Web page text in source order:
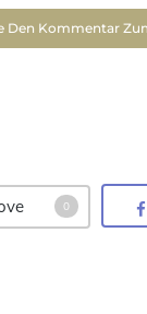
Den Kommentar
0